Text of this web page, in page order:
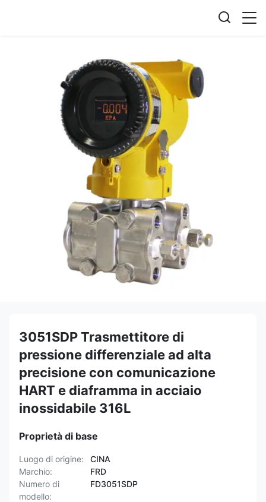
3051SDP Trasmettitore di
pressione differenziale ad alta
precisione con comunicazione
HART e diaframma in acciaio
inossidabile 316L
Proprietà di base
Luogo di origine:
CINA
Marchio:
FRD
Numero di
modello:
FD3051SDP